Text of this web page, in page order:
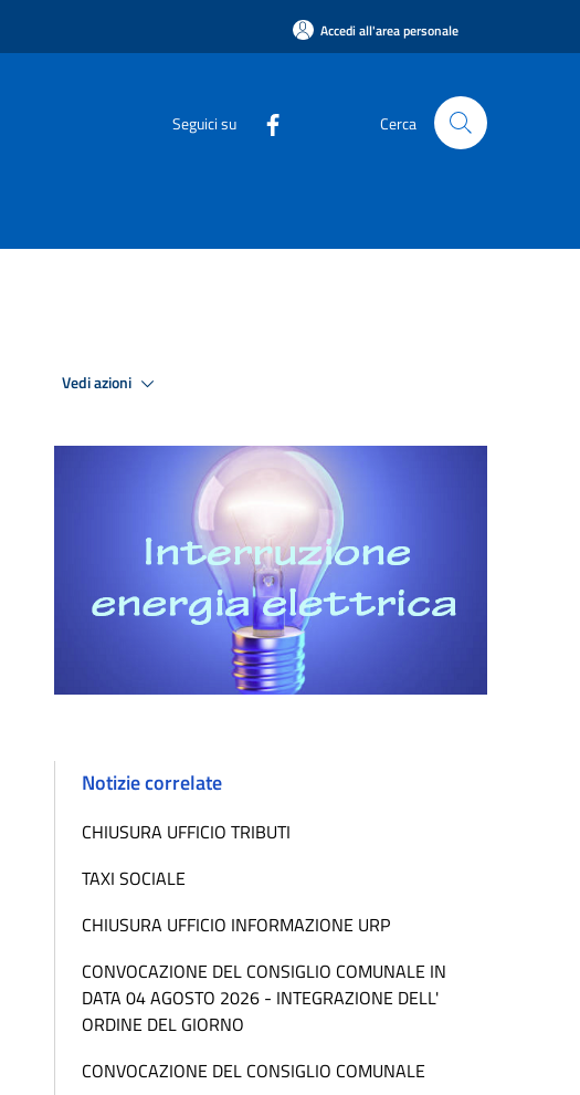
Accedi all'area personale
Seguici su Cerca
Vedi azioni
Notizie correlate
CHIUSURA UFFICIO TRIBUTI
TAXI SOCIALE
CHIUSURA UFFICIO INFORMAZIONE URP
CONVOCAZIONE DEL CONSIGLIO COMUNALE IN
DATA 04 AGOSTO 2026 - INTEGRAZIONE DELL'
ORDINE DEL GIORNO
CONVOCAZIONE DEL CONSIGLIO COMUNALE